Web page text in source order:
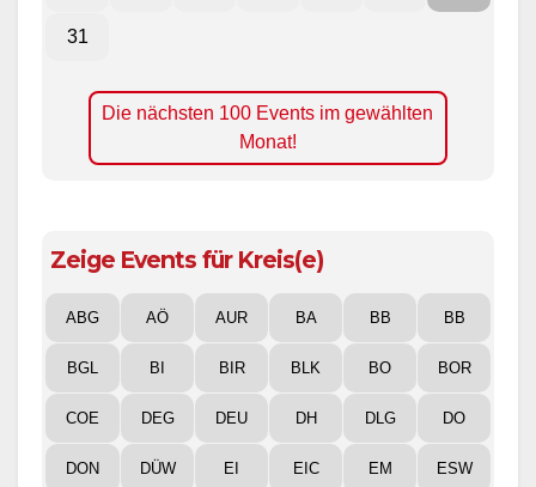
31
Die nächsten 100 Events im gewählten
Monat!
Zeige Events für Kreis(e)
ABG AÖ AUR BA BB BB
BGL BI BIR BLK BO BOR
COE DEG DEU DH DLG DO
DON DÜW EI EIC EM ESW